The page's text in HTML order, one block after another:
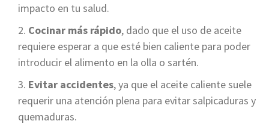
impacto en tu salud.
Cocinar más rápido, dado que el uso de aceite
requiere esperar a que esté bien caliente para poder
introducir el alimento en la olla o sartén.
Evitar accidentes, ya que el aceite caliente suele
requerir una atención plena para evitar salpicaduras y
quemaduras.